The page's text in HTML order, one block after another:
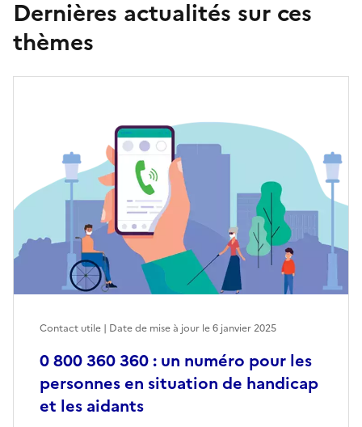
Dernières actualités sur ces
thèmes
0 800 360 360 : un numéro pour les
personnes en situation de handicap
et les aidants
Contact utile | Date de mise à jour le6 janvier 2025